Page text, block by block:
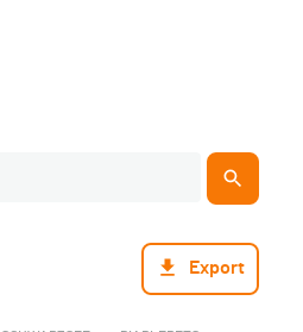
Export